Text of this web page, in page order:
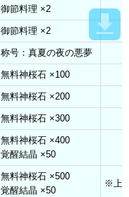
御節料理 ×2
御節料理 ×2
称号：真夏の夜の悪夢
無料神桜石 ×100
無料神桜石 ×200
無料神桜石 ×300
無料神桜石 ×400
覚醒結晶 ×50
無料神桜石 ×500
覚醒結晶 ×50
※上